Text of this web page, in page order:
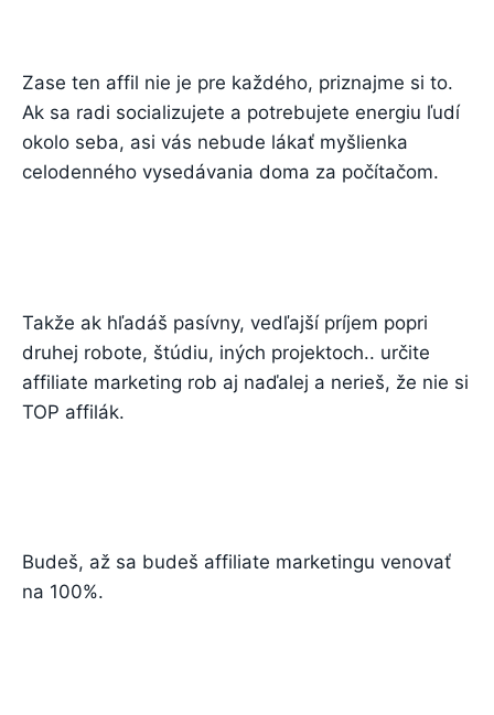
Zase ten affil nie je pre každého, priznajme si to.
Ak sa radi socializujete a potrebujete energiu ľudí
okolo seba, asi vás nebude lákať myšlienka
celodenného vysedávania doma za počítačom.
Takže ak hľadáš pasívny, vedľajší príjem popri
druhej robote, štúdiu, iných projektoch.. určite
affiliate marketing rob aj naďalej a nerieš, že nie si
TOP affilák.
Budeš, až sa budeš affiliate marketingu venovať
na 100%.